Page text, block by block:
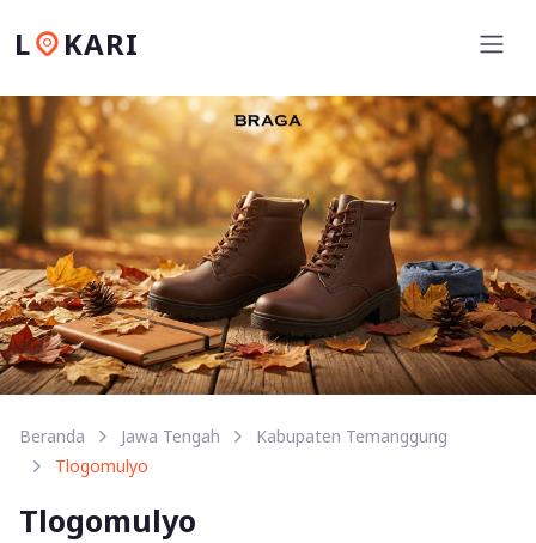
L KARI
Beranda Jawa Tengah
Kabupaten Temanggung
Tlogomulyo
Tlogomulyo